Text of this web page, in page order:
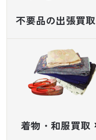
不要品の出張買取
着物・和服買取